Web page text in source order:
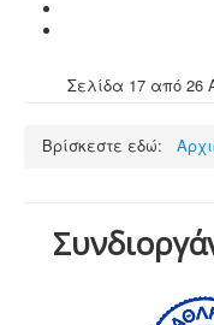
Σελίδα 17 από 26
Βρίσκεστε εδώ: